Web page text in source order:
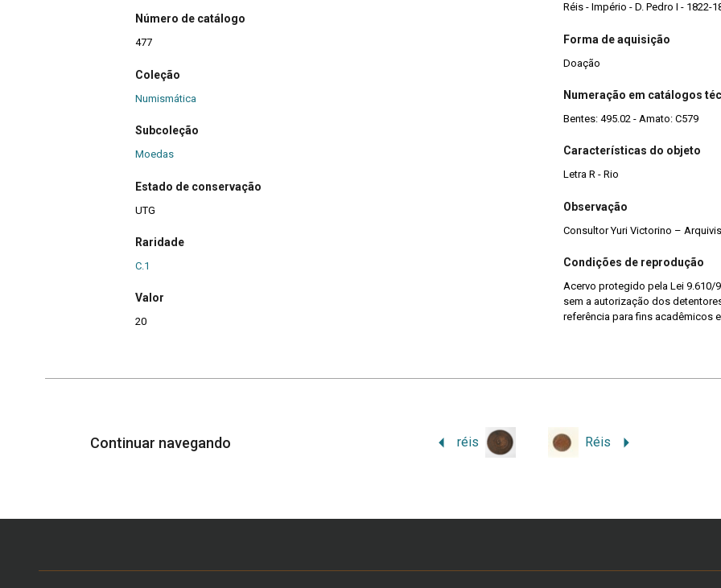
Número de catálogo
477
Coleção
Numismática
Subcoleção
Moedas
Estado de conservação
UTG
Raridade
C.1
Valor
20
Réis - Império - D. Pedro I - 1822-
Forma de aquisição
Doação
Numeração em catálogos
Bentes: 495.02 - Amato: C579
Características do objeto
Letra R - Rio
Observação
Consultor Yuri Victorino –
Condições de reprodução
Acervo protegido pela Lei 9.610/
sem a autorização dos
referência para fins acadêmicos
Continuar navegando réis Réis